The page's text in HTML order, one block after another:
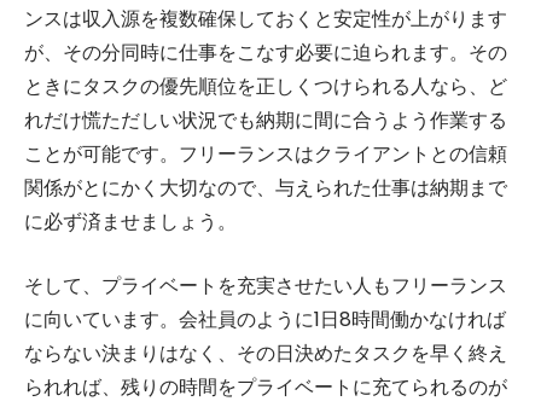
ンスは収入源を複数確保しておくと安定性が上がります
が、その分同時に仕事をこなす必要に迫られます。その
ときにタスクの優先順位を正しくつけられる人なら、ど
れだけ慌ただしい状況でも納期に間に合うよう作業する
ことが可能です。フリーランスはクライアントとの信頼
関係がとにかく大切なので、与えられた仕事は納期まで
に必ず済ませましょう。
そして、プライベートを充実させたい人もフリーランス
に向いています。会社員のように1日8時間働かなければ
ならない決まりはなく、その日決めたタスクを早く終え
られれば、残りの時間をプライベートに充てられるのが